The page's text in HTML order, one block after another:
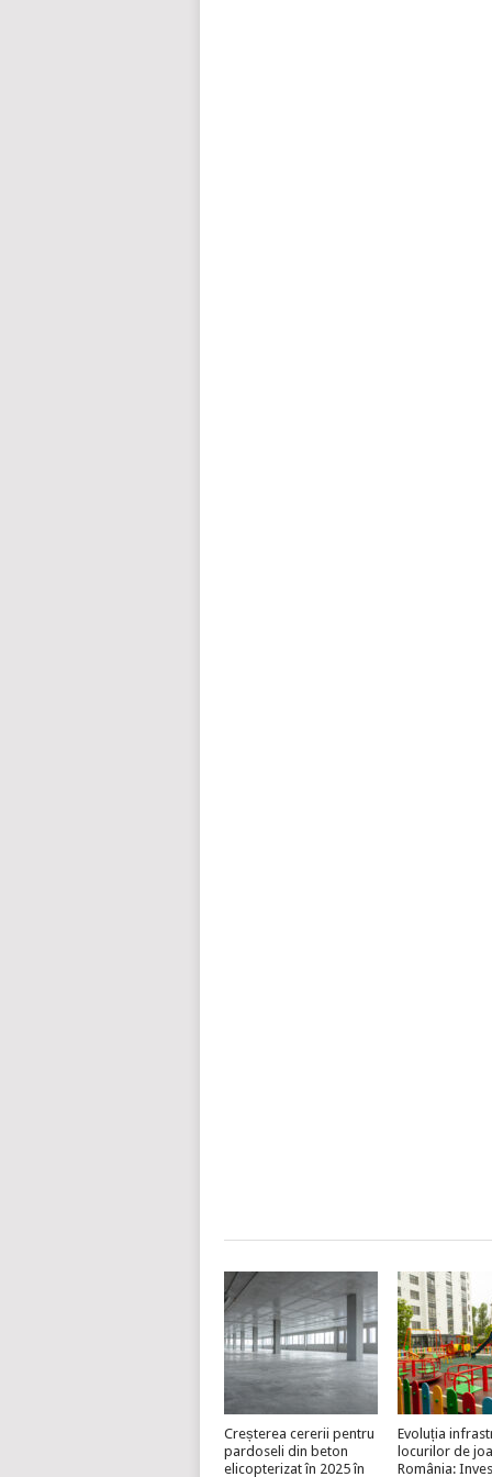
Creșterea cererii pentru
pardoseli din beton
elicopterizat în 2025 în
Evoluția
locurilor de
România: